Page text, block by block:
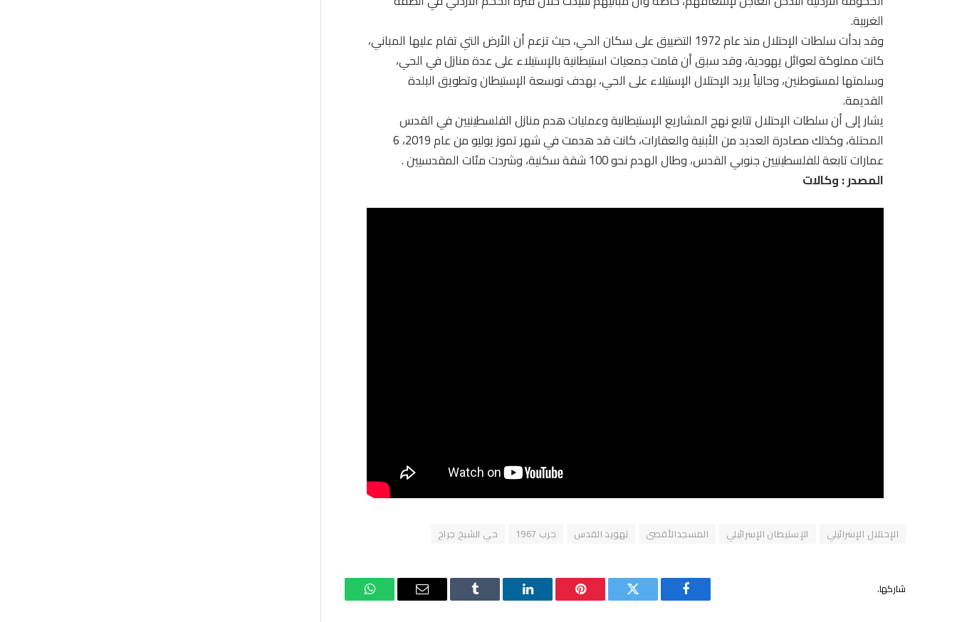
الغربية.
وقد بدأت سلطات الإحتلال منذ عام 1972 التضييق على سكان الحي، حيث تزعم أن الأرض التي تقام عليها المباني،
كانت مملوكة لعوائل يهودية، وقد سبق أن قامت جمعيات استيطانية بالإستيلاء على عدة منازل في الحي،
وسلمتها لمستوطنين، وحالياً يريد الإحتلال الإستيلاء على الحي، بهدف توسعة الإستيطان وتطويق البلدة
القديمة.
يشار إلى أن سلطات الإحتلال تتابع نهج المشاريع الإستيطانية وعمليات هدم منازل الفلسطينيين في القدس
المحتلة، وكذلك مصادرة العديد من الأبنية والعقارات، كانت قد هدمت في شهر تموز يوليو من عام 2019، 6
عمارات تابعة للفلسطينيين جنوبي القدس، وطال الهدم نحو 100 شقة سكنية، وشردت مئات المقدسيين .
المصدر : وكالات
الإحتلال الإسرائيلي الإستيطان الإسرائيلي المسجدالأقصى تهويد القدس حرب 1967 حي الشيخ جراح
شاركها.
فيسبوك تويتر بينتيريستلينكدإن Tumblr
البريد
واتساب